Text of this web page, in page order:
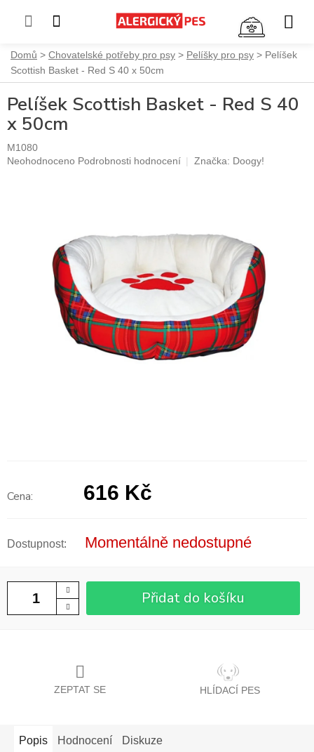
Přejít
obsah
Domů Chovatelské potřeby pro psy Pelíšky pro psy
Pelíšek
Scottish Basket - Red S 40 x 50cm
Pelíšek Scottish Basket - Red S 40
x 50cm
M1080
Průměrné
Neohodnoceno Podrobnosti hodnocení Značka: Doogy!
616 Kč
Momentálně nedostupné
Přidat do košíku
ZEPTAT SE HLÍDACÍ PES
Popis Hodnocení Diskuze